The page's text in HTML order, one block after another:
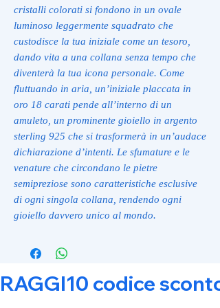
cristalli colorati si fondono in un ovale
luminoso leggermente squadrato che
custodisce la tua iniziale come un tesoro,
dando vita a una collana senza tempo che
diventerà la tua icona personale. Come
fluttuando in aria, un’iniziale placcata in
oro 18 carati pende all’interno di un
amuleto, un prominente gioiello in argento
sterling 925 che si trasformerà in un’audace
dichiarazione d’intenti. Le sfumature e le
venature che circondano le pietre
semipreziose sono caratteristiche esclusive
di ogni singola collana, rendendo ogni
gioiello davvero unico al mondo.
RAGGI10 codice